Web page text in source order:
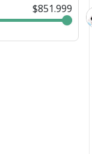
$851.999